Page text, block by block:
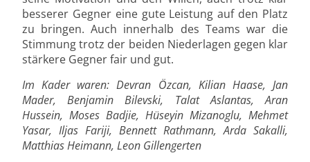
besserer Gegner eine gute Leistung auf den Platz
zu bringen. Auch innerhalb des Teams war die
Stimmung trotz der beiden Niederlagen gegen klar
stärkere Gegner fair und gut.
Im Kader waren: Devran Özcan, Kilian Haase, Jan
Mader, Benjamin Bilevski, Talat Aslantas, Aran
Hussein, Moses Badjie, Hüseyin Mizanoglu, Mehmet
Yasar, Iljas Fariji, Bennett Rathmann, Arda Sakalli,
Matthias Heimann, Leon Gillengerten